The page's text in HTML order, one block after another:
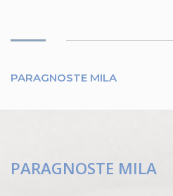
PARAGNOSTE MILA
PARAGNOSTE MILA